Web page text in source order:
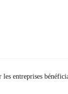
entreprises